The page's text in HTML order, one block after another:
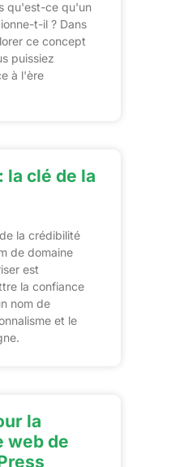
qu'est-ce qu'un
t-il ? Dans
ce concept
puissiez
à l'ère
la clé de la
la crédibilité
de domaine
est
la confiance
nom de
et le
la
web de